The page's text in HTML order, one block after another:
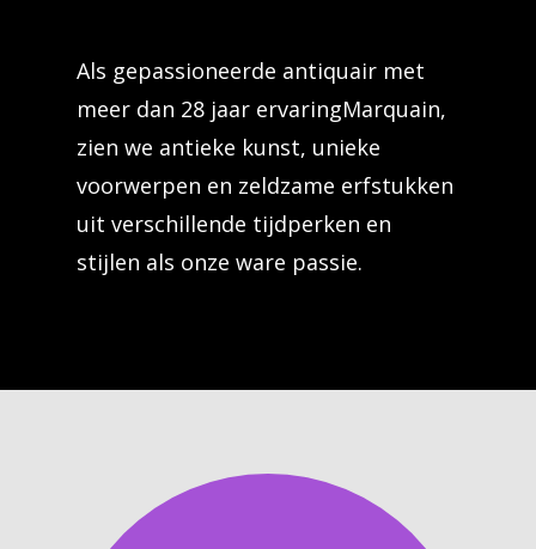
Als gepassioneerde antiquair met
meer dan 28 jaar ervaringMarquain,
zien we antieke kunst, unieke
voorwerpen en zeldzame erfstukken
uit verschillende tijdperken en
stijlen als onze ware passie.